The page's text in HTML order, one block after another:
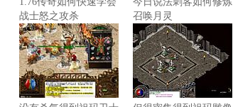
战士怒之攻杀
召唤月灵